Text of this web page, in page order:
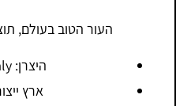
העור הטוב בעולם,
היצרן: Old Angler Italy
ארץ